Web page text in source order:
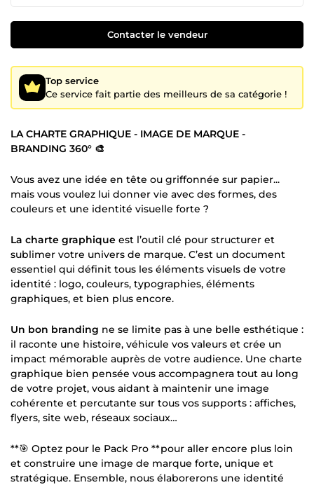
Contacter le vendeur
Top service
Ce service fait partie des meilleurs de sa catégorie !
LA CHARTE GRAPHIQUE - IMAGE DE MARQUE -
BRANDING 360° 🎨
Vous avez une idée en tête ou griffonnée sur papier...
mais vous voulez lui donner vie avec des formes, des
couleurs et une identité visuelle forte ?
La charte graphique est l’outil clé pour structurer et
sublimer votre univers de marque. C’est un document
essentiel qui définit tous les éléments visuels de votre
identité : logo, couleurs, typographies, éléments
graphiques, et bien plus encore.
Un bon branding ne se limite pas à une belle esthétique :
il raconte une histoire, véhicule vos valeurs et crée un
impact mémorable auprès de votre audience. Une charte
graphique bien pensée vous accompagnera tout au long
de votre projet, vous aidant à maintenir une image
cohérente et percutante sur tous vos supports : affiches,
flyers, site web, réseaux sociaux…
**🎯 Optez pour le Pack Pro **pour aller encore plus loin
et construire une image de marque forte, unique et
stratégique. Ensemble, nous élaborerons une identité